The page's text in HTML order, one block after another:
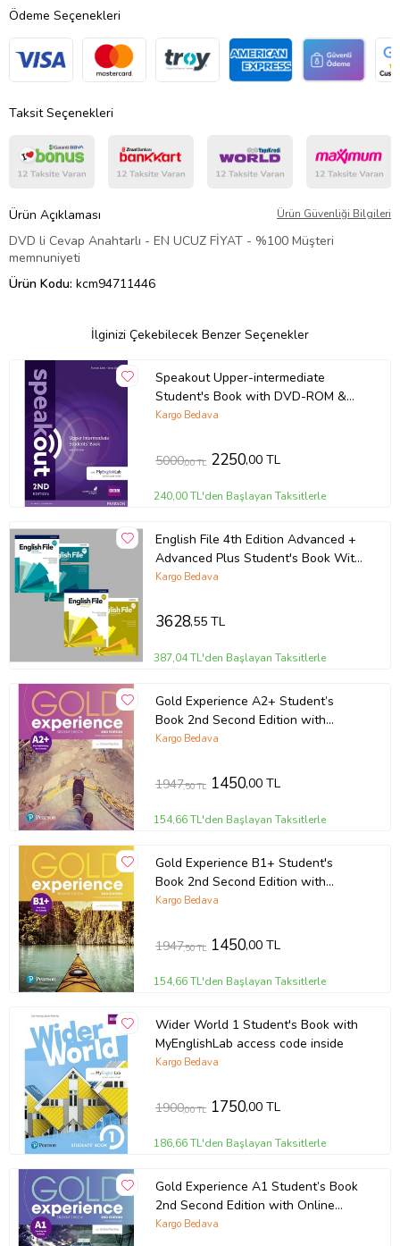
Ödeme Seçenekleri
Taksit Seçenekleri
Ürün Açıklaması Ürün Güvenliği Bilgileri
DVD li Cevap Anahtarlı - EN UCUZ FİYAT - %100 Müşteri
memnuniyeti
Ürün Kodu: kcm94711446
İlginizi Çekebilecek Benzer Seçenekler
Speakout Upper-intermediate
Student's Book with DVD-ROM &
MyEnglishLab access code inside
Kargo Bedava
5000,00 TL 2250,00 TL
240,00 TL'den Başlayan Taksitlerle
English File 4th Edition Advanced +
Advanced Plus Student's Book With
Online Practice + Workbook (Access
Kargo Bedava
3628,55 TL
387,04 TL'den Başlayan Taksitlerle
Gold Experience A2+ Student’s
Book 2nd Second Edition with
Online Practice
Kargo Bedava
1947,50 TL 1450,00 TL
154,66 TL'den Başlayan Taksitlerle
Gold Experience B1+ Student's
Book 2nd Second Edition with
Online Practice
Kargo Bedava
1947,50 TL 1450,00 TL
154,66 TL'den Başlayan Taksitlerle
Wider World 1 Student's Book with
MyEnglishLab access code inside
Kargo Bedava
1900,00 TL 1750,00 TL
186,66 TL'den Başlayan Taksitlerle
Gold Experience A1 Student’s Book
2nd Second Edition with Online
Practice
Kargo Bedava